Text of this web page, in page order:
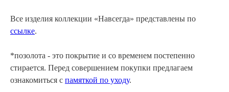
Все изделия коллекции «Навсегда» представлены по
ссылке.
*позолота - это покрытие и со временем постепенно
стирается. Перед совершением покупки предлагаем
ознакомиться с памяткой по уходу.